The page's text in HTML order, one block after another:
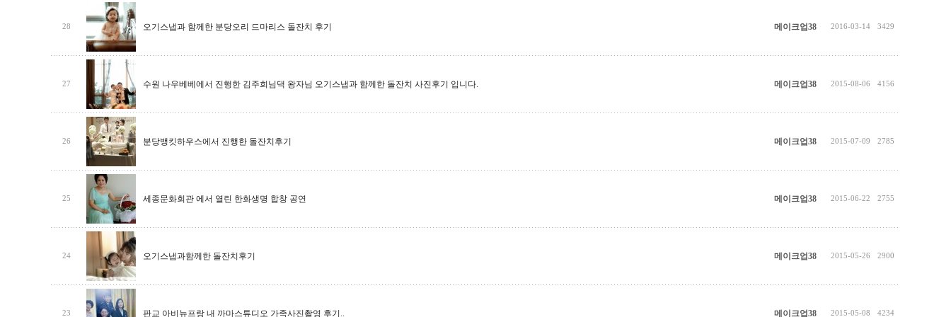
28 오기스냅과 함께한 분당오리 드마리스 돌잔치 후기 메이크업38 2016-03-14 3429
27 수원 나우베베에서 진행한 김주희님댁 왕자님 오기스냅과 함께한 돌잔치 사진후기 입니다. 메이크업38 2015-08-06 4156
26 분당뱅킷하우스에서 진행한 돌잔치후기 메이크업38 2015-07-09 2785
25 세종문화회관 에서 열린 한화생명 합창 공연 메이크업38 2015-06-22 2755
24 오기스냅과함께한 돌잔치후기 메이크업38 2015-05-26 2900
23 판교 아비뉴프랑 내 까마스튜디오 가족사진촬영 후기.. 메이크업38 2015-05-08 4234